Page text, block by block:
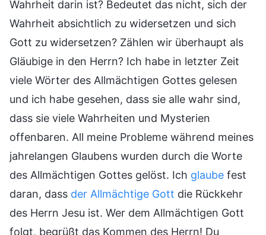
Wahrheit darin ist? Bedeutet das nicht, sich der
Wahrheit absichtlich zu widersetzen und sich
Gott zu widersetzen? Zählen wir überhaupt als
Gläubige in den Herrn? Ich habe in letzter Zeit
viele Wörter des Allmächtigen Gottes gelesen
und ich habe gesehen, dass sie alle wahr sind,
dass sie viele Wahrheiten und Mysterien
offenbaren. All meine Probleme während meines
jahrelangen Glaubens wurden durch die Worte
des Allmächtigen Gottes gelöst. Ich glaube fest
daran, dass der Allmächtige Gott die Rückkehr
des Herrn Jesu ist. Wer dem Allmächtigen Gott
folgt, begrüßt das Kommen des Herrn! Du